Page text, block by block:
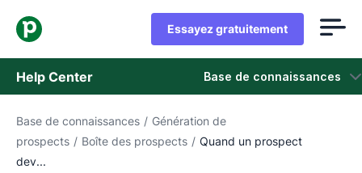
Essayez gratuitement
Help Center Base de connaissances
Base de connaissances
Statut
Base de connaissances / Génération de
prospects / Boîte des prospects / Quand un prospect
dev...